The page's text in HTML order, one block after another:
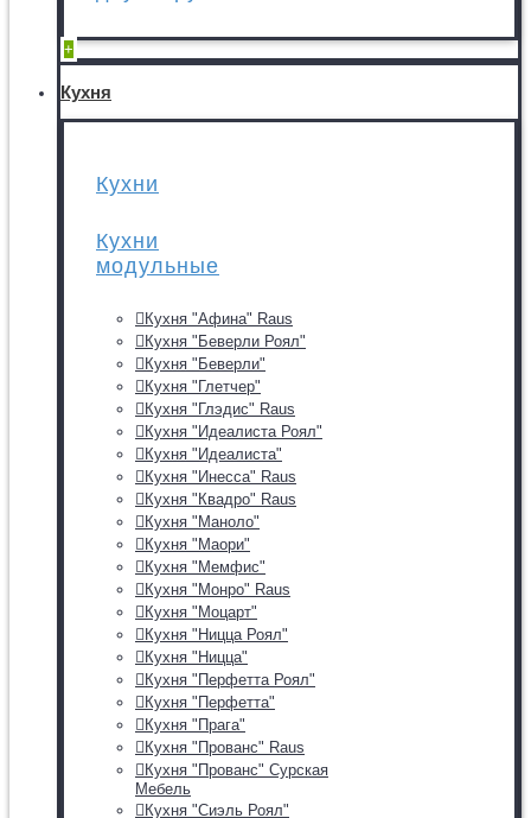
+
Кухня
Кухни
Кухни
модульные
Кухня "Афина" Raus
Кухня "Беверли Роял"
Кухня "Беверли"
Кухня "Глетчер"
Кухня "Глэдис" Raus
Кухня "Идеалиста Роял"
Кухня "Идеалиста"
Кухня "Инесса" Raus
Кухня "Квадро" Raus
Кухня "Маноло"
Кухня "Маори"
Кухня "Мемфис"
Кухня "Монро" Raus
Кухня "Моцарт"
Кухня "Ницца Роял"
Кухня "Ницца"
Кухня "Перфетта Роял"
Кухня "Перфетта"
Кухня "Прага"
Кухня "Прованс" Raus
Кухня "Прованс" Сурская
Мебель
Кухня "Сиэль Роял"